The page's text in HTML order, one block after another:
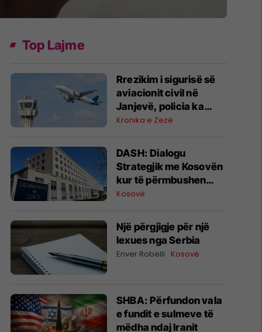
Top Lajme
Rrezikim i sigurisë së
aviacionit civil në
Janjevë, policia ka
nisur hetimet
Kronika e Zezë
DASH: Dialogu
Strategjik me Kosovën
kur të përmbushen
kushtet dhe zotimet
Kosovë
Një përgjigje për një
lexues nga Serbia
Enver Robelli Kosovë
SHBA: Përfundon vala
e fundit e sulmeve të
mëdha ndaj Iranit